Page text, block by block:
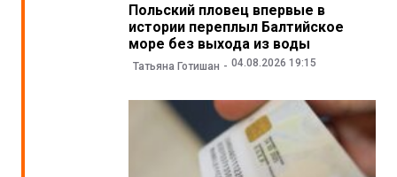
Польский пловец впервые в
истории переплыл Балтийское
море без выхода из воды
Татьяна Готишан 04.08.2026 19:15